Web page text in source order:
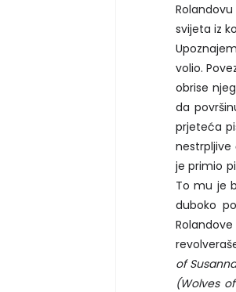
svijeta iz
volio.
obrise
da
prjeteća
je primio
To mu je
duboko
of
(Wolves